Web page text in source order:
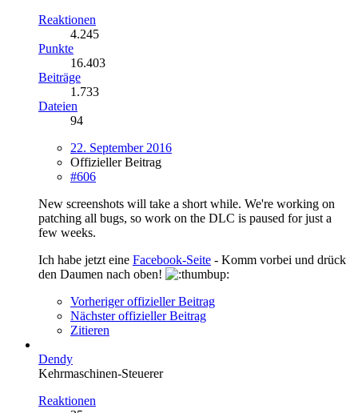
Reaktionen
4.245
Punkte
16.403
Beiträge
1.733
Dateien
94
22. September 2016
Offizieller Beitrag
#606
New screenshots will take a short while. We're working on
patching all bugs, so work on the DLC is paused for just a
few weeks.
Ich habe jetzt eine Facebook-Seite - Komm vorbei und drück
den Daumen nach oben!
Vorheriger offizieller Beitrag
Nächster offizieller Beitrag
Zitieren
Dendy
Kehrmaschinen-Steuerer
Reaktionen